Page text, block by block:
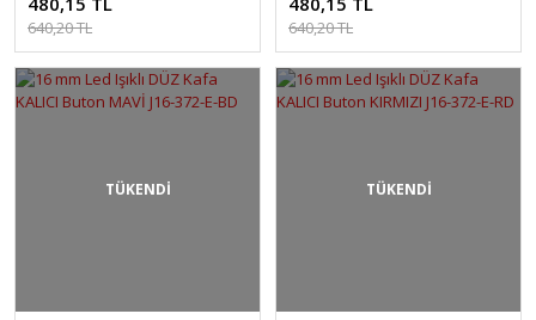
640,20 TL 640,20 TL
TÜKENDİ TÜKENDİ